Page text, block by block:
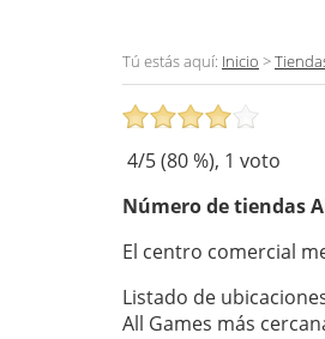
Tú estás aquí: Inicio >
4/5 (80%), 1 voto
Número de tiendas
El centro comercial
Listado de
All Games más